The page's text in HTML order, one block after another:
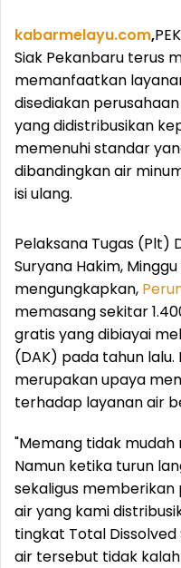
kabarmelayu.com,
Siak Pekanbaru terus
memanfaatkan
disediakan
yang didistribusikan
memenuhi standar
dibandingkan air
isi ulang.
Pelaksana Tugas (Plt)
Suryana Hakim,
mengungkapkan,
memasang sekitar
gratis yang dibiayai
(DAK) pada tahun
merupakan upaya
terhadap layanan air
"Memang tidak
Namun ketika turun
sekaligus
air yang kami
tingkat Total Dissolved
air tersebut tidak